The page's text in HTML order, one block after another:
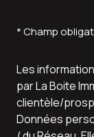
* Champ
Les
par La Boite
clientèle/
Données